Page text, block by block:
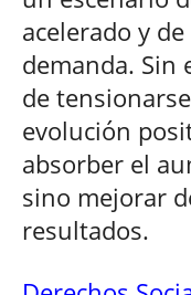
acelerado y
demanda. Sin
de
evolución
absorber el
sino mejorar
resultados.